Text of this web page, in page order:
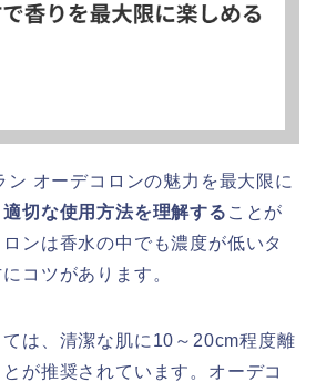
ン オーデコロンの魅力を最大限に
適切な使用方法を理解する ことが
ンは香水の中でも濃度が低いタ
コツがあります。
ては、清潔な肌に10～20cm程度離
が推奨されています。オーデコ